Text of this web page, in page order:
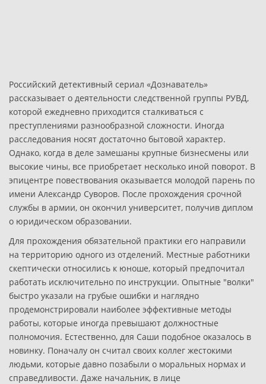
Российский детективный сериал «Дознаватель»
рассказывает о деятельности следственной группы РУВД,
которой ежедневно приходится сталкиваться с
преступлениями разнообразной сложности. Иногда
расследования носят достаточно бытовой характер.
Однако, когда в деле замешаны крупные бизнесмены или
высокие чины, все приобретает несколько иной поворот. В
эпицентре повествования оказывается молодой парень по
имени Александр Суворов. После прохождения срочной
службы в армии, он окончил университет, получив диплом
о юридическом образовании.
Для прохождения обязательной практики его направили
на территорию одного из отделений. Местные работники
скептически относились к юноше, который предпочитал
работать исключительно по инструкции. Опытные "волки"
быстро указали на грубые ошибки и наглядно
продемонстрировали наиболее эффективные методы
работы, которые иногда превышают должностные
полномочия. Естественно, для Саши подобное оказалось в
новинку. Поначалу он считал своих коллег жестокими
людьми, которые давно позабыли о моральных нормах и
справедливости. Даже начальник, в лице